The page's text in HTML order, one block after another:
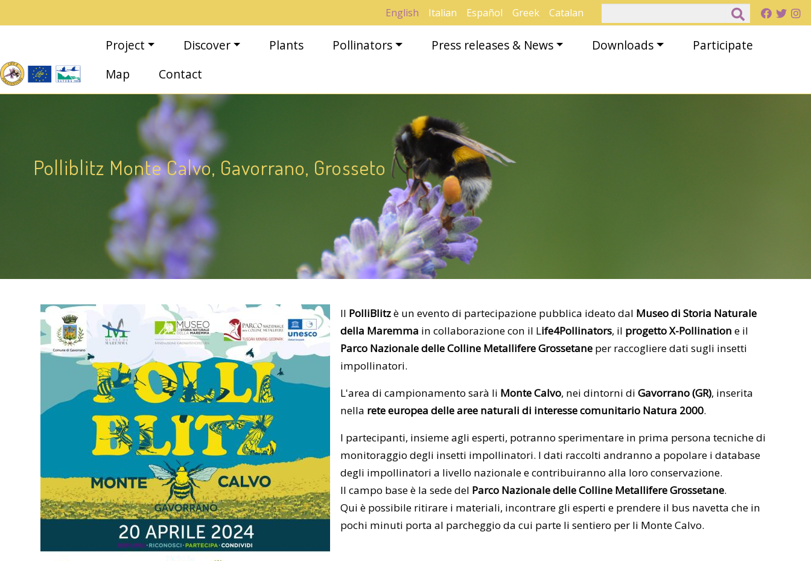
English Italian Español Greek Catalan
Main navigation
Project Discover Plants Pollinators Press releases & News Downloads
Participate
Map
Contact
Polliblitz Monte Calvo, Gavorrano, Grosseto
Il PolliBlitzè un evento di partecipazione pubblica ideato dal Museo di Storia Naturale
della Maremma in collaborazione con il Life4Pollinators, il progetto X-Pollination e il
Parco Nazionale delle Colline Metallifere Grossetane per raccogliere dati sugli insetti
impollinatori.
L'area di campionamento sarà li Monte Calvo, nei dintorni diGavorrano (GR), inserita
nella rete europea delle aree naturali di interesse comunitario Natura 2000.
I partecipanti, insieme agli esperti, potranno sperimentare in prima persona tecniche di
monitoraggio degli insetti impollinatori. I dati raccolti andranno a popolare i database
degli impollinatori a livello nazionale e contribuiranno alla loro conservazione.
lI campo base è la sede del Parco Nazionale delle Colline Metallifere Grossetane.
Qui è possibile ritirare i materiali, incontrare gli esperti e prendere il bus navetta che in
pochi minuti porta al parcheggio da cui parte li sentiero per li Monte Calvo.